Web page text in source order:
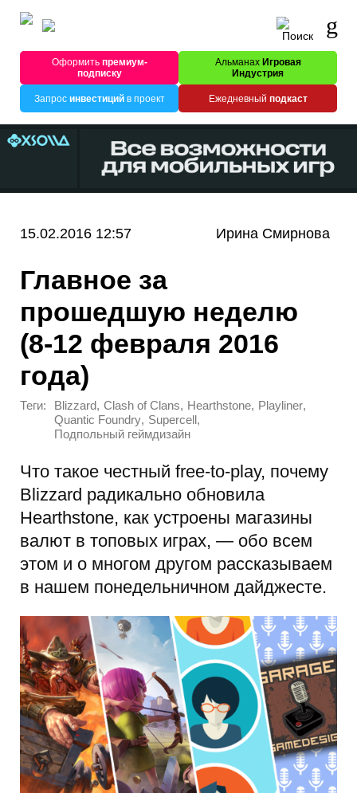
Оформитьпремиум-
подписку
Альманах Игровая
Индустрия
Запрос инвестицийв проект Ежедневный подкаст
15.02.2016 12:57 Ирина Смирнова
Главное за
прошедшую неделю
(8-12 февраля 2016
года)
Теги: Blizzard, Clash of Clans, Hearthstone, Playliner,
Quantic Foundry, Supercell ,
Подпольный геймдизайн
Что такое честный free-to-play, почему
Blizzard радикально обновила
Hearthstone, как устроены магазины
валют в топовых играх, — обо всем
этом и о многом другом рассказываем
в нашем понедельничном дайджесте.